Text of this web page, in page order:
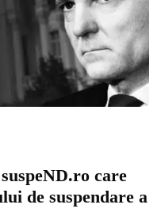
care
de suspendare a